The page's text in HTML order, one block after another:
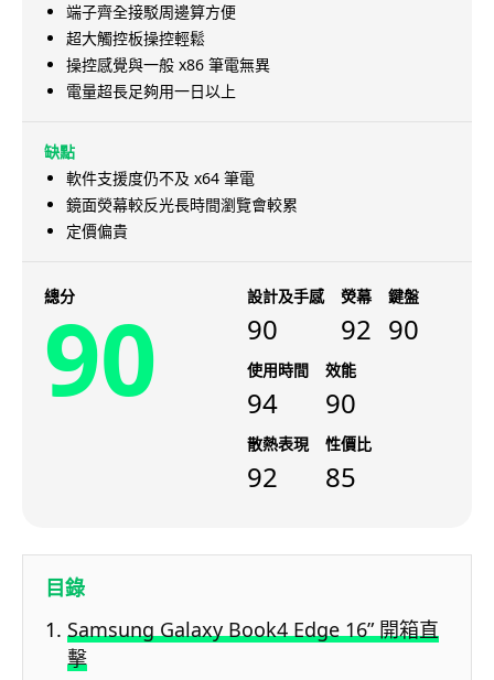
端子齊全接駁周邊算方便
超大觸控板操控輕鬆
操控感覺與一般 x86 筆電無異
電量超長足夠用一日以上
缺點
軟件支援度仍不及 x64 筆電
鏡面熒幕較反光長時間瀏覽會較累
定價偏貴
總分
90 設計及手感
90
熒幕
92
鍵盤
90
使用時間
94
效能
90
散熱表現
92
性價比
85
目錄
Samsung Galaxy Book4 Edge 16” 開箱直
擊